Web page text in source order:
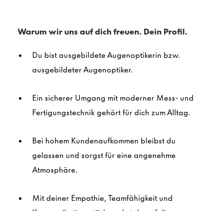
Warum wir uns auf dich freuen. Dein Profil.
Du bist ausgebildete Augenoptikerin bzw.
ausgebildeterAugenoptiker.
Ein sicherer Umgang mit moderner Mess- und
Fertigungstechnik gehört für dich zum Alltag.
Bei hohem Kundenaufkommen bleibst du
gelassen und sorgst für eine angenehme
Atmosphäre.
Mit deiner Empathie, Teamfähigkeit und